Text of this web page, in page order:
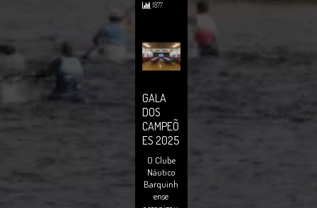
1877
GALA
DOS
CAMPEÕ
ES 2025
O Clube
Náutico
Barquinh
ense